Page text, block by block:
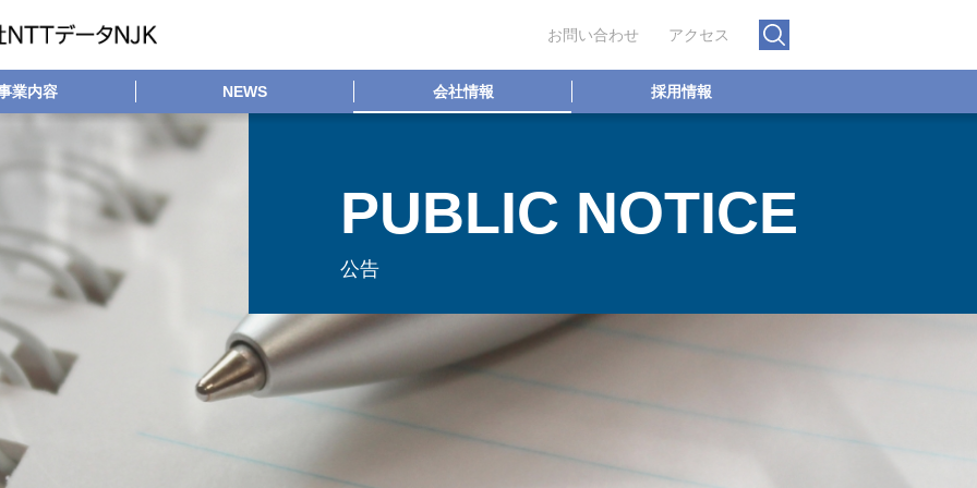
お問い合わせ アクセス
業内容 NEWS 会社情報 採用情報
PUBLIC NOTICE
公告